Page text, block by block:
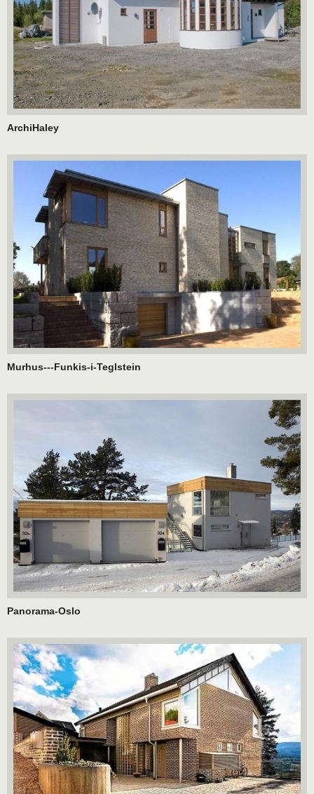
ArchiHaley
Murhus---Funkis-i-Teglstein
Panorama-Oslo